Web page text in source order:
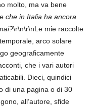
molto, ma va bene
che in Italia ha ancora
\r\n\r\nLe mie raccolte
arco solare
geograficamente
che i vari autori
Dieci, quindici
di una pagina o di 30
all’autore, sfide